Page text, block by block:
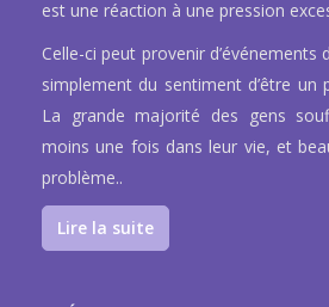
est une réaction à une pression
Celle-ci peut provenir d’événements
simplement du sentiment d’être un
La grande majorité des gens
moins une fois dans leur vie, et
problème..
Lire la suite